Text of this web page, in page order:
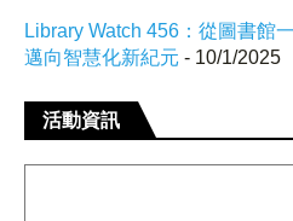
Library Watch 456：從圖書館
邁向智慧化新紀元 - 10/1/2025
活動資訊